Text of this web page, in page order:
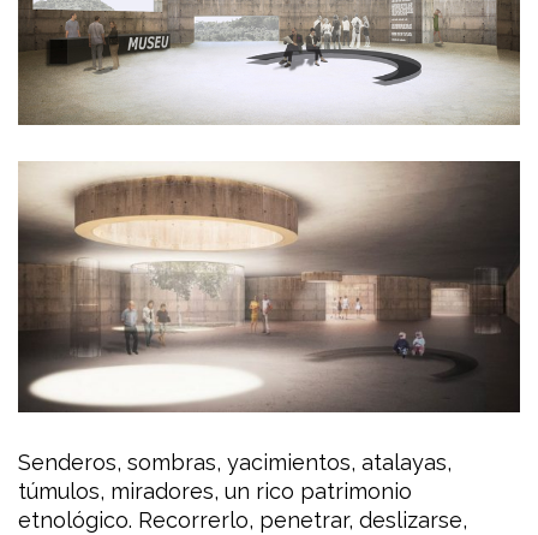
Senderos, sombras, yacimientos, atalayas,
túmulos, miradores, un rico patrimonio
etnológico. Recorrerlo, penetrar, deslizarse,